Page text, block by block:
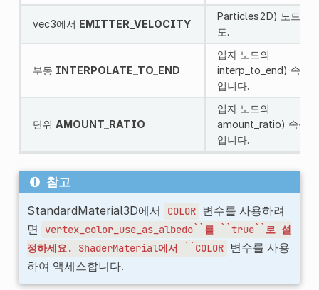
vec3에서 EMITTER_VELOCITY
Particles2D) 노드의
도.
부동 INTERPOLATE_TO_END
입자 노드의
interp_to_end) 속성
입니다.
단위 AMOUNT_RATIO
입자 노드의
amount_ratio) 속성
입니다.
참고
StandardMaterial3D에서
COLOR
변수를 사용하려
면
vertex_color_use_as_albedo``를 ``true``로 설
정하세요.
ShaderMaterial에서 ``COLOR
변수를 사용
하여 액세스합니다.